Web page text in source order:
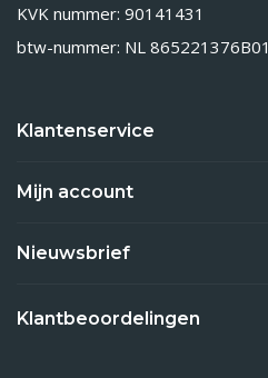
KVK nummer: 90141431
btw-nummer: NL 865221376B01
Klantenservice
Mijn account
Nieuwsbrief
Klantbeoordelingen